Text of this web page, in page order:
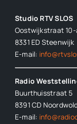
Studio RTV SLOS
Oostwijkstraat 10-
8331 ED Steenwijk
E-mail:
Radio
Buurthuisstraat 5
8391 CD
E-mail: